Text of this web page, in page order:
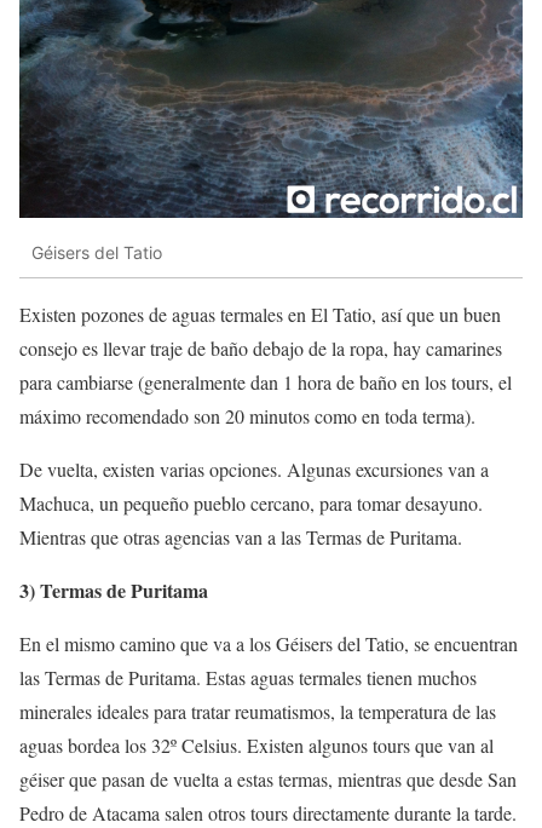
Géisers del Tatio
Existen pozones de aguas termales en El Tatio, así que un buen
consejo es llevar traje de baño debajo de la ropa, hay camarines
para cambiarse (generalmente dan 1 hora de baño en los tours, el
máximo recomendado son 20 minutos como en toda terma).
De vuelta, existen varias opciones. Algunas excursiones van a
Machuca, un pequeño pueblo cercano, para tomar desayuno.
Mientras que otras agencias van a las Termas de Puritama.
3) Termas de Puritama
En el mismo camino que va a los Géisers del Tatio, se encuentran
las Termas de Puritama. Estas aguas termales tienen muchos
minerales ideales para tratar reumatismos, la temperatura de las
aguas bordea los 32º Celsius. Existen algunos tours que van al
géiser que pasan de vuelta a estas termas, mientras que desde San
Pedro de Atacama salen otros tours directamente durante la tarde.